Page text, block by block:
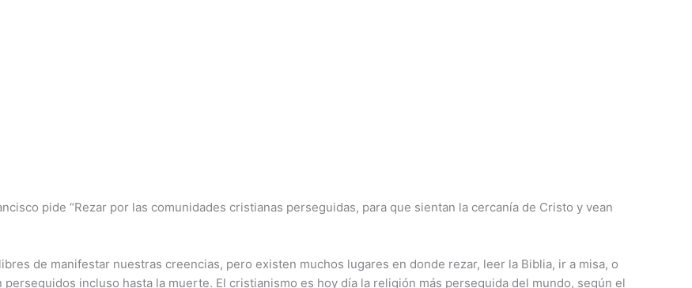
pide “Rezar por las comunidades cristianas perseguidas, para que sientan la cercanía de Cristo y vean
de manifestar nuestras creencias, pero existen muchos lugares en donde rezar, leer la Biblia, ir a misa, o
incluso hasta la muerte. El cristianismo es hoy día la religión más perseguida del mundo, según el